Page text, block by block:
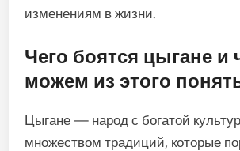
изменениям в жизни.
Чего боятся цыгане и
можем из этого
Цыгане — народ с богатой
множеством традиций, которые